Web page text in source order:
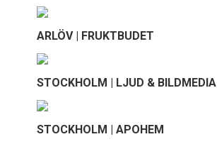
ARLÖV | FRUKTBUDET
STOCKHOLM | LJUD & BILDMEDIA
STOCKHOLM | APOHEM